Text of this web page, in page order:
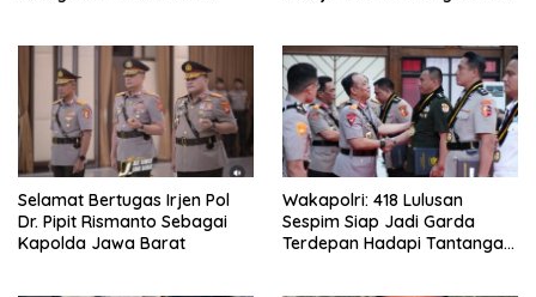
Selamat Bertugas Irjen Pol
Dr. Pipit Rismanto Sebagai
Kapolda Jawa Barat
Wakapolri: 418 Lulusan
Sespim Siap Jadi Garda
Terdepan Hadapi Tantangan